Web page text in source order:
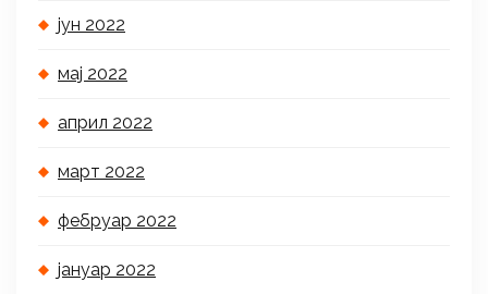
јун 2022
мај 2022
април 2022
март 2022
фебруар 2022
јануар 2022